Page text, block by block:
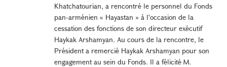
Khatchatourian, a rencontré le personnel du Fonds
pan-arménien « Hayastan » à l'occasion de la
cessation des fonctions de son directeur exécutif
Haykak Arshamyan. Au cours de la rencontre, le
Président a remercié Haykak Arshamyan pour son
engagement au sein du Fonds. Il a félicité M.